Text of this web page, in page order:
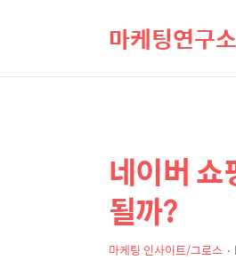
마케팅연구
상
컨
텐
본
문
제
목
네이버
될까?
마케팅 인사이트/그로스